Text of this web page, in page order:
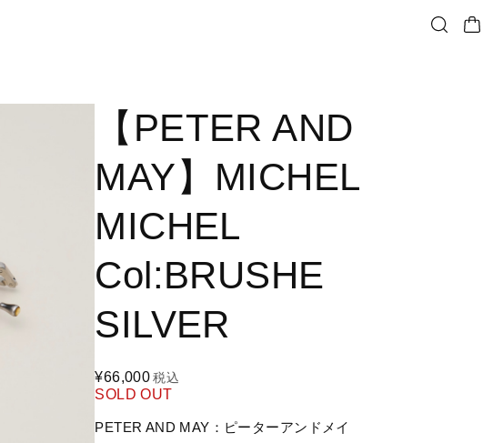
【PETER AND
MAY】MICHEL
MICHEL
Col:BRUSHE
SILVER
¥66,000 税込
SOLD OUT
PETER AND MAY：ピーターアンドメイ